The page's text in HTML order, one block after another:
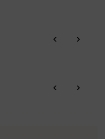
hergebruik ervan in de hand
‹ ›
‹ ›